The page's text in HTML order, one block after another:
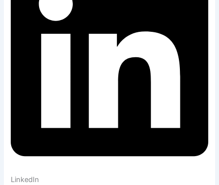
LinkedIn